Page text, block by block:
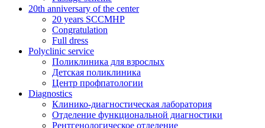
20th anniversary of the center
20 years SCCMHP
Congratulation
Full dress
Polyclinic service
Поликлиника для взрослых
Детская поликлиника
Центр профпатологии
Diagnostics
Клинико-диагностическая лаборатория
Отделение функциональной диагностики
Рентгенологическое отделение